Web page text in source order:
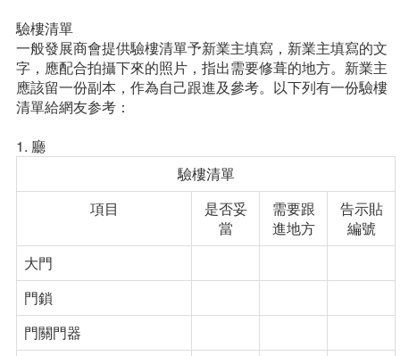
驗樓清單
一般發展商會提供驗樓清單予新業主填寫，新業主填寫的文
字，應配合拍攝下來的照片，指出需要修葺的地方。新業主
應該留一份副本，作為自己跟進及參考。以下列有一份驗樓
清單給網友参考：
1. 廳
驗樓清單
項目
是否妥
當
需要跟
進地方
告示貼
編號
大門
門鎖
門關門器